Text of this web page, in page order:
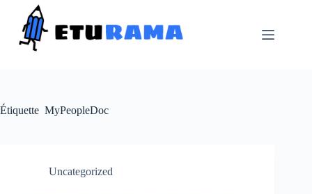
contenu
Étiquette MyPeopleDoc
Uncategorized